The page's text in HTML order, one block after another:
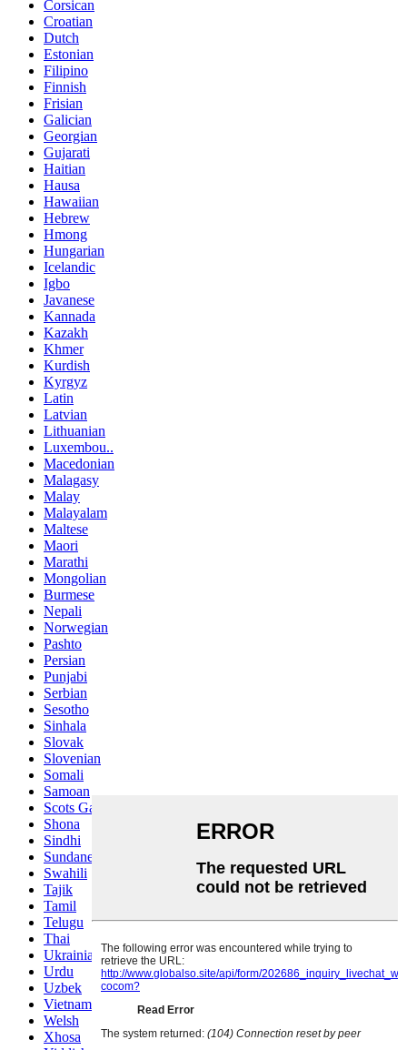
Corsican
Croatian
Dutch
Estonian
Filipino
Finnish
Frisian
Galician
Georgian
Gujarati
Haitian
Hausa
Hawaiian
Hebrew
Hmong
Hungarian
Icelandic
Igbo
Javanese
Kannada
Kazakh
Khmer
Kurdish
Kyrgyz
Latin
Latvian
Lithuanian
Luxembou..
Macedonian
Malagasy
Malay
Malayalam
Maltese
Maori
Marathi
Mongolian
Burmese
Nepali
Norwegian
Pashto
Persian
Punjabi
Serbian
Sesotho
Sinhala
Slovak
Slovenian
Somali
Samoan
Scots Gaelic
Shona
Sindhi
Sundanese
Swahili
Tajik
Tamil
Telugu
Thai
Ukrainian
Urdu
Uzbek
Vietnamese
Welsh
Xhosa